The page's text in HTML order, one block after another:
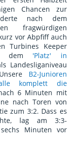
Chancen zur
nach dem
fragwürdigen
vor Abpfiff auch
Turbines Keeper
dem 'Platz' in
Landesliganiveau
B2-Junioren
komplett die
6 Minuten mit
nach Toren von
zum 3:2. Dass es
lag am 3:3-
Minuten vor